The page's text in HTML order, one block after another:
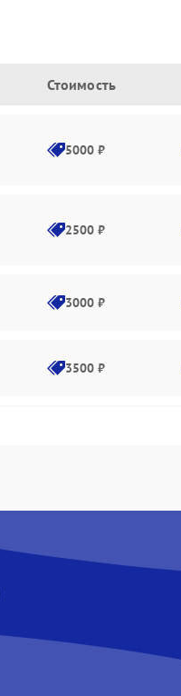
Стоимость
5000 ₽
2500 ₽
3000 ₽
3500 ₽
2000 ₽